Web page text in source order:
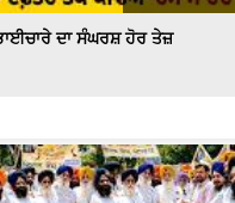
ਦਾ ਸੰਘਰਸ਼ ਹੋਰ ਤੇਜ਼